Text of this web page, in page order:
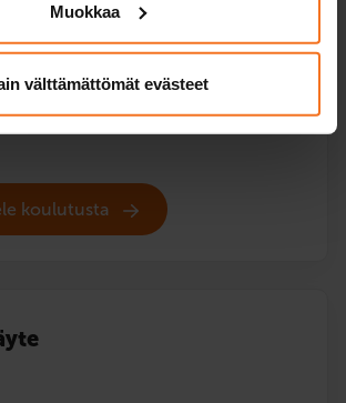
Muokkaa
välttämättömät evästeet
ajokykyarvio on lääkärin pyynnöstä
testaus.
koulutusta